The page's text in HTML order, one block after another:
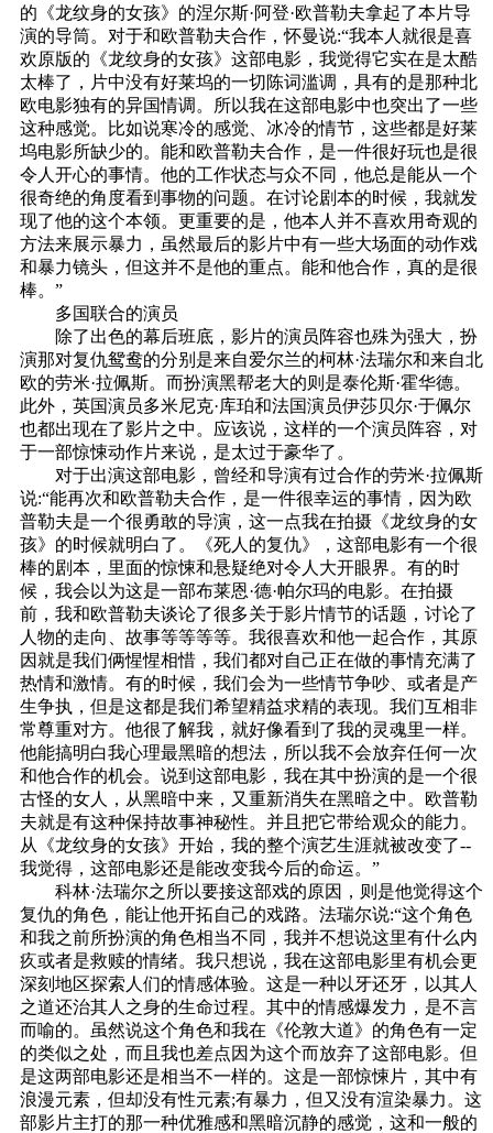
的《龙纹身的女孩》的涅尔斯·阿登·欧普勒夫拿起了本片导
演的导筒。对于和欧普勒夫合作，怀曼说:“我本人就很是喜
欢原版的《龙纹身的女孩》这部电影，我觉得它实在是太酷
太棒了，片中没有好莱坞的一切陈词滥调，具有的是那种北
欧电影独有的异国情调。所以我在这部电影中也突出了一些
这种感觉。比如说寒冷的感觉、冰冷的情节，这些都是好莱
坞电影所缺少的。能和欧普勒夫合作，是一件很好玩也是很
令人开心的事情。他的工作状态与众不同，他总是能从一个
很奇绝的角度看到事物的问题。在讨论剧本的时候，我就发
现了他的这个本领。更重要的是，他本人并不喜欢用奇观的
方法来展示暴力，虽然最后的影片中有一些大场面的动作戏
和暴力镜头，但这并不是他的重点。能和他合作，真的是很
棒。”
多国联合的演员
除了出色的幕后班底，影片的演员阵容也殊为强大，扮
演那对复仇鸳鸯的分别是来自爱尔兰的柯林·法瑞尔和来自北
欧的劳米·拉佩斯。而扮演黑帮老大的则是泰伦斯·霍华德。
此外，英国演员多米尼克·库珀和法国演员伊莎贝尔·于佩尔
也都出现在了影片之中。应该说，这样的一个演员阵容，对
于一部惊悚动作片来说，是太过于豪华了。
对于出演这部电影，曾经和导演有过合作的劳米·拉佩斯
说:“能再次和欧普勒夫合作，是一件很幸运的事情，因为欧
普勒夫是一个很勇敢的导演，这一点我在拍摄《龙纹身的女
孩》的时候就明白了。《死人的复仇》，这部电影有一个很
棒的剧本，里面的惊悚和悬疑绝对令人大开眼界。有的时
候，我会以为这是一部布莱恩·德·帕尔玛的电影。在拍摄
前，我和欧普勒夫谈论了很多关于影片情节的话题，讨论了
人物的走向、故事等等等等。我很喜欢和他一起合作，其原
因就是我们俩惺惺相惜，我们都对自己正在做的事情充满了
热情和激情。有的时候，我们会为一些情节争吵、或者是产
生争执，但是这都是我们希望精益求精的表现。我们互相非
常尊重对方。他很了解我，就好像看到了我的灵魂里一样。
他能搞明白我心理最黑暗的想法，所以我不会放弃任何一次
和他合作的机会。说到这部电影，我在其中扮演的是一个很
古怪的女人，从黑暗中来，又重新消失在黑暗之中。欧普勒
夫就是有这种保持故事神秘性。并且把它带给观众的能力。
从《龙纹身的女孩》开始，我的整个演艺生涯就被改变了--
我觉得，这部电影还是能改变我今后的命运。”
科林·法瑞尔之所以要接这部戏的原因，则是他觉得这个
复仇的角色，能让他开拓自己的戏路。法瑞尔说:“这个角色
和我之前所扮演的角色相当不同，我并不想说这里有什么内
疚或者是救赎的情绪。我只想说，我在这部电影里有机会更
深刻地区探索人们的情感体验。这是一种以牙还牙，以其人
之道还治其人之身的生命过程。其中的情感爆发力，是不言
而喻的。虽然说这个角色和我在《伦敦大道》的角色有一定
的类似之处，而且我也差点因为这个而放弃了这部电影。但
是这两部电影还是相当不一样的。这是一部惊悚片，其中有
浪漫元素，但却没有性元素;有暴力，但又没有渲染暴力。这
部影片主打的那一种优雅感和黑暗沉静的感觉，这和一般的